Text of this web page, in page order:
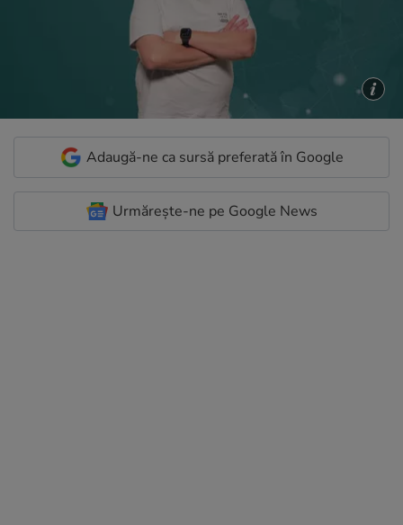
Adaugă-ne ca sursă preferată în Google
Urmărește-ne pe Google News